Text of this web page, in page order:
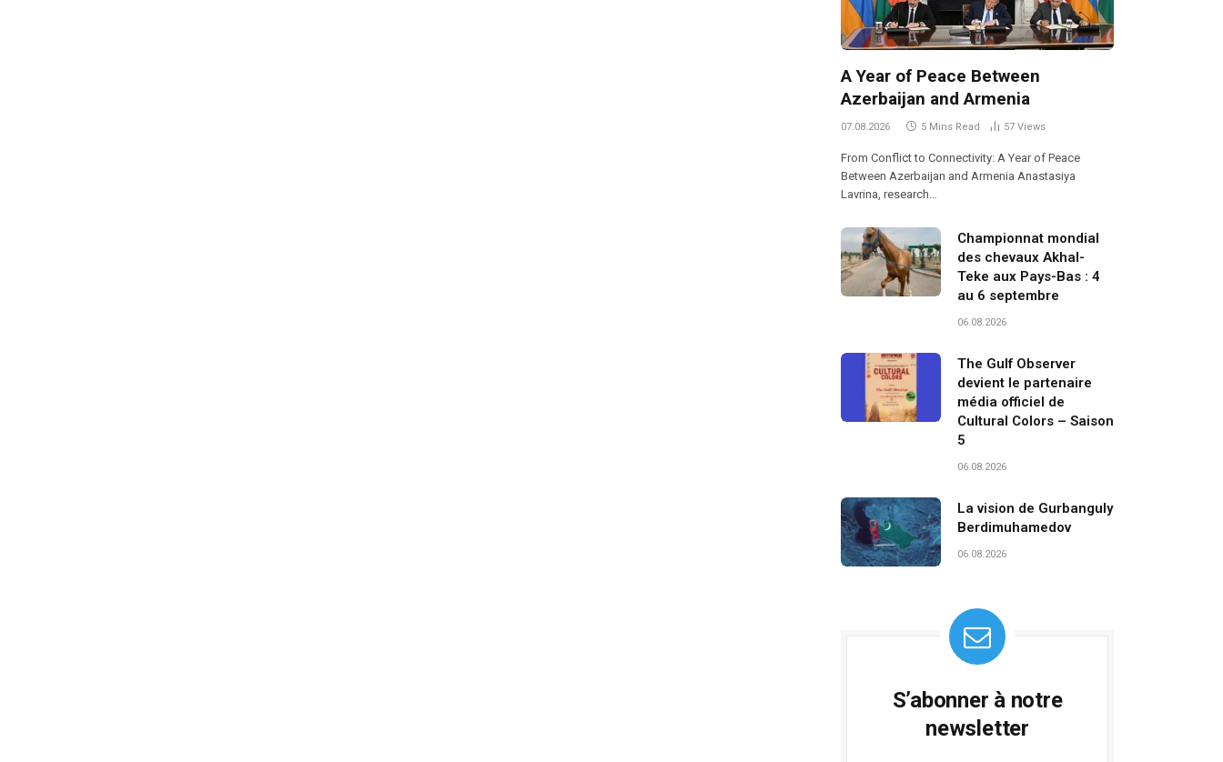
A Year of Peace Between
Azerbaijan and Armenia
07.08.2026 5 Mins Read 57 Views
From Conflict to Connectivity: A Year of Peace
Between Azerbaijan and Armenia Anastasiya
Lavrina, research…
Championnat mondial
des chevaux Akhal-
Teke aux Pays-Bas : 4
au 6 septembre
06.08.2026
The Gulf Observer
devient le partenaire
média officiel de
Cultural Colors – Saison
5
06.08.2026
La vision de Gurbanguly
Berdimuhamedov
06.08.2026
S’abonner à notre
newsletter